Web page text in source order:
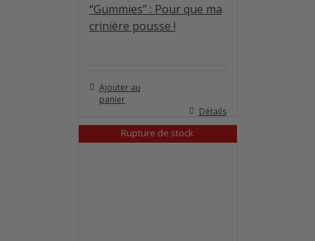
“Gummies” : Pour que ma
crinière pousse !
Ajouter au
panier
Détails
Rupture de stock
Rupture de stock